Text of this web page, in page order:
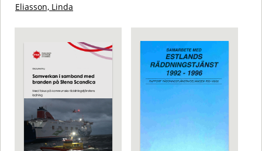
Eliasson, Linda